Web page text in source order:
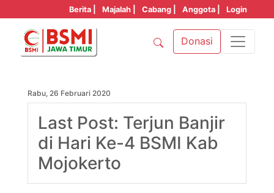
Berita | Majalah | Cabang | Anggota | Login
Donasi
Rabu, 26 Februari 2020
Last Post: Terjun Banjir
di Hari Ke-4 BSMI Kab
Mojokerto